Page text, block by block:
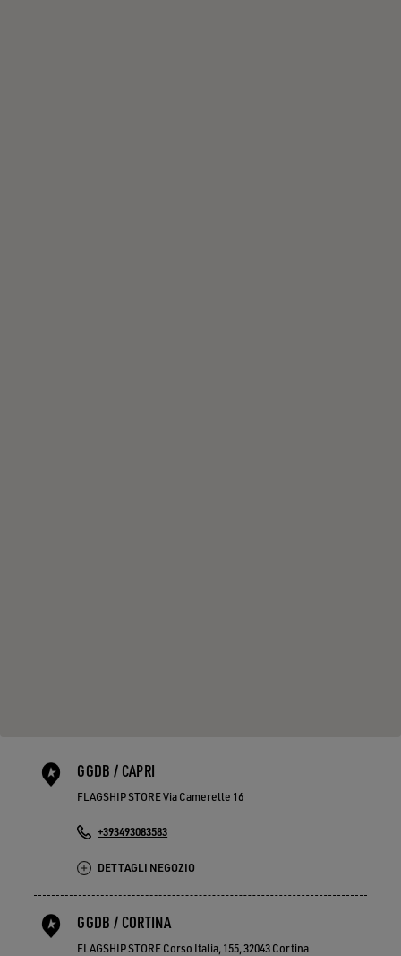
GGDB / CAPRI
FLAGSHIP STORE Via Camerelle 16
+393493083583
DETTAGLI NEGOZIO
GGDB / CORTINA
FLAGSHIP STORE Corso Italia, 155, 32043 Cortina